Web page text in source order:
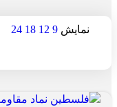
نمایش 9
12
18
24